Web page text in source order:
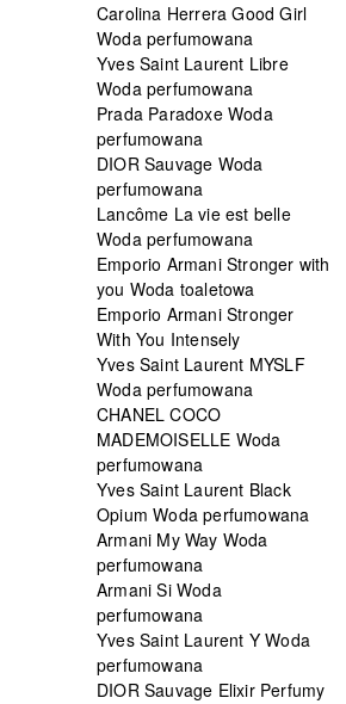
Carolina Herrera Good Girl
Woda perfumowana
Yves Saint Laurent Libre
Woda perfumowana
Prada Paradoxe Woda
perfumowana
DIOR Sauvage Woda
perfumowana
Lancôme La vie est belle
Woda perfumowana
Emporio Armani Stronger with
you Woda toaletowa
Emporio Armani Stronger
With You Intensely
Yves Saint Laurent MYSLF
Woda perfumowana
CHANEL COCO
MADEMOISELLE Woda
perfumowana
Yves Saint Laurent Black
Opium Woda perfumowana
Armani My Way Woda
perfumowana
Armani Si Woda
perfumowana
Yves Saint Laurent Y Woda
perfumowana
DIOR Sauvage Elixir Perfumy